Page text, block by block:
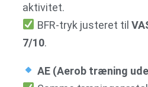
aktivitet.
BFR-tryk justeret til
7/10.
AE (Aerob træning